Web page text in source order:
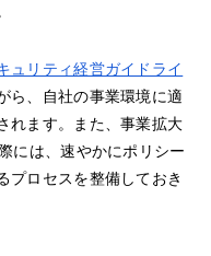
ュリティ経営ガイドライ
ら、自社の事業環境に適
れます。また、事業拡大
には、速やかにポリシー
プロセスを整備しておき